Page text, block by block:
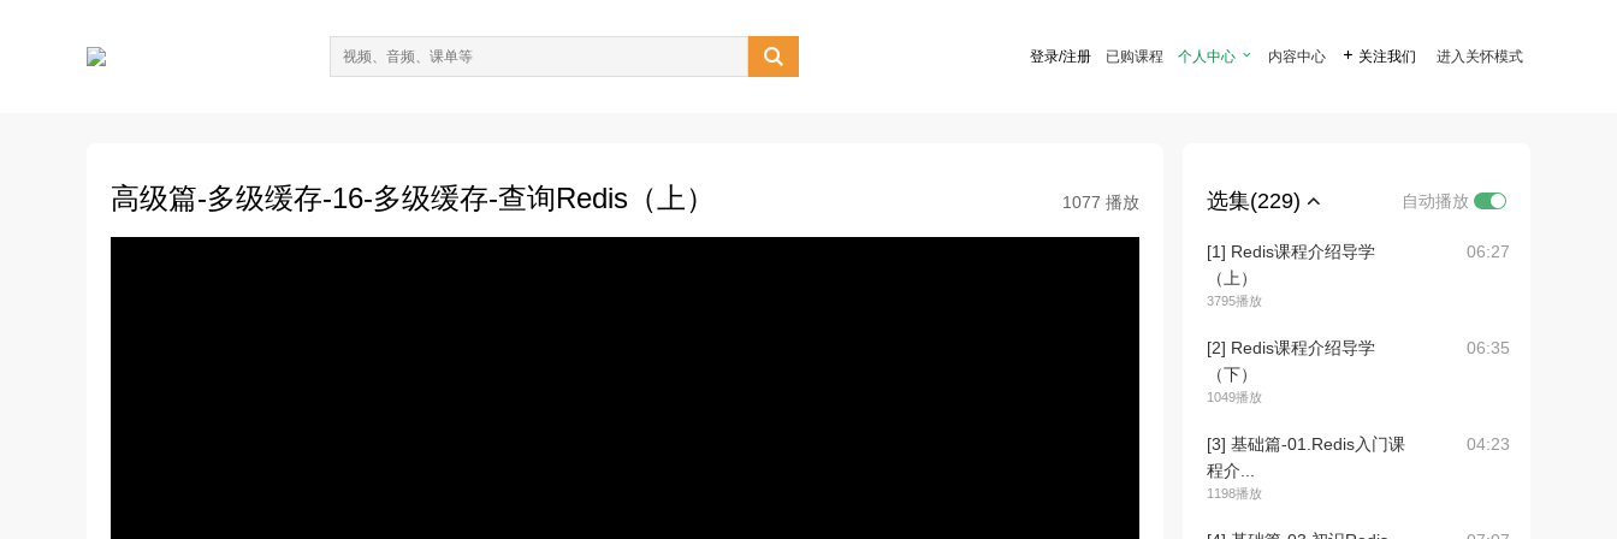
 登录/注册 已购课程 个人中心  内容中心  关注我们 进入关怀模式
高级篇-多级缓存-16-多级缓存-查询Redis（上） 1077 播放 选集(229) 自动播放
[1] Redis课程介绍导学
（上）
3795播放
06:27
[2] Redis课程介绍导学
（下）
1049播放
06:35
[3] 基础篇-01.Redis入门课
程介...
1198播放
04:23